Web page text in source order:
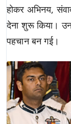
होकर अभिनय,
देना शुरू किया।
पहचान बन गई।